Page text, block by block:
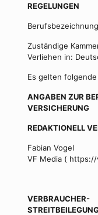
REGELUNGEN
Zuständige
Verliehen in:
Es gelten
ANGABEN ZUR
VERSICHERUNG
REDAKTIONELL
Fabian Vogel
VF Media ( https://
VERBRAUCHER-